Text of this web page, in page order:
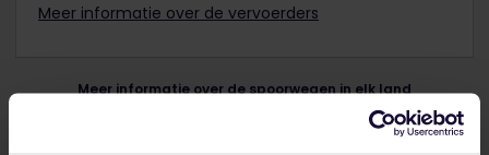
Meer informatie over de vervoerders
Meer informatie over de spoorwegen in elk land
Via de onderstaande lijst kun je meer te weten komen over
het spoornetwerk en de verschillende treintypen in elk